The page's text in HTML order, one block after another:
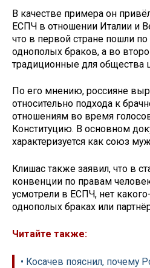
В качестве примера он
ЕСПЧ в отношении Италии и
что в первой стране пошли по
однополых браков, а во
традиционные для общества
По его мнению, россияне
относительно подхода к
отношениям во время
Конституцию. В основном
характеризуется как союз
Клишас также заявил, что в
конвенции по правам
усмотрели в ЕСПЧ, нет
однополых браках или
Читайте также:
• Косачев пояснил, почему